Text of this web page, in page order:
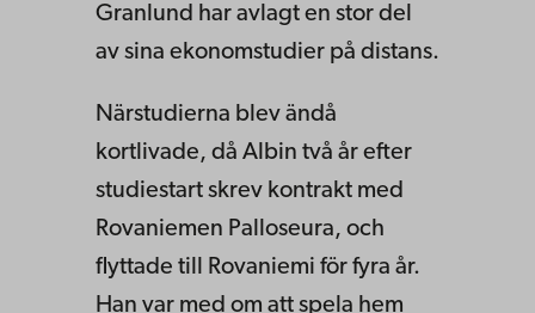
Granlund har avlagt en stor del
av sina ekonomstudier på distans.
Närstudierna blev ändå
kortlivade, då Albin två år efter
studiestart skrev kontrakt med
Rovaniemen Palloseura, och
flyttade till Rovaniemi för fyra år.
Han var med om att spela hem